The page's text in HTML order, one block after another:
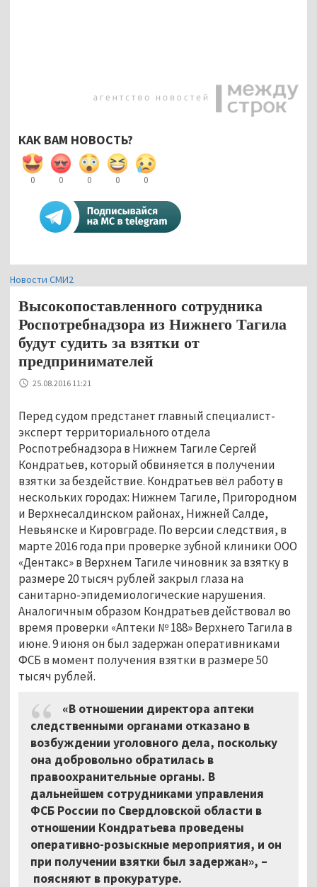
КАК ВАМ НОВОСТЬ?
0 0 0 0 0
Новости СМИ2
Высокопоставленного сотрудника
Роспотребнадзора из Нижнего Тагила
будут судить за взятки от
предпринимателей
25.08.2016 11:21
Перед судом предстанет главный специалист-
эксперт территориального отдела
Роспотребнадзора в Нижнем Тагиле Сергей
Кондратьев, который обвиняется в получении
взятки за бездействие. Кондратьев вёл работу в
нескольких городах: Нижнем Тагиле, Пригородном
и Верхнесалдинском районах, Нижней Салде,
Невьянске и Кировграде. По версии следствия, в
марте 2016 года при проверке зубной клиники ООО
«Дентакс» в Верхнем Тагиле чиновник за взятку в
размере 20 тысяч рублей закрыл глаза на
санитарно-эпидемиологические нарушения.
Аналогичным образом Кондратьев действовал во
время проверки «Аптеки № 188» Верхнего Тагила в
июне. 9 июня он был задержан оперативниками
ФСБ в момент получения взятки в размере 50
тысяч рублей.
«В отношении директора аптеки
следственными органами отказано в
возбуждении уголовного дела, поскольку
она добровольно обратилась в
правоохранительные органы. В
дальнейшем сотрудниками управления
ФСБ России по Свердловской области в
отношении Кондратьева проведены
оперативно-розыскные мероприятия, и он
при получении взятки был задержан», –
поясняют в прокуратуре.